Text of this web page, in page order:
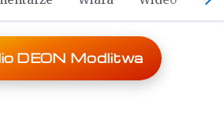
DEON Modlitwa